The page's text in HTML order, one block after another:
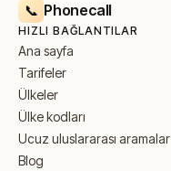
📞 Phonecall
HIZLI BAĞLANTILAR
Ana sayfa
Tarifeler
Ülkeler
Ülke kodları
Ucuz uluslararası aramalar
Blog